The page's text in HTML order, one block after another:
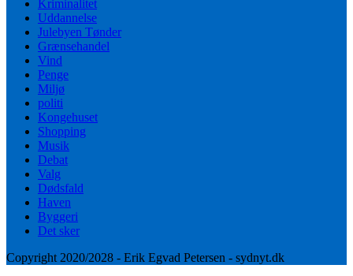
Kriminalitet
Uddannelse
Julebyen Tønder
Grænsehandel
Vind
Penge
Miljø
politi
Kongehuset
Shopping
Musik
Debat
Valg
Dødsfald
Haven
Byggeri
Det sker
Copyright 2020/2028 - Erik Egvad Petersen - sydnyt.dk